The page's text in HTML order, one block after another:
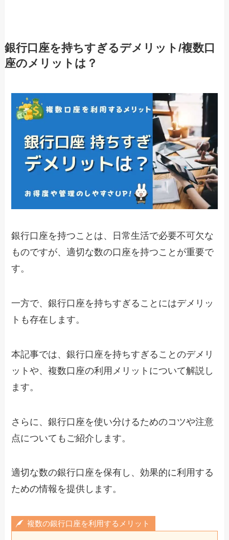
銀行口座を持ちすぎるデメリット/複数口
座のメリットは？
銀行口座を持つことは、日常生活で必要不可欠な
ものですが、適切な数の口座を持つことが重要で
す。
一方で、銀行口座を持ちすぎることにはデメリッ
トも存在します。
本記事では、銀行口座を持ちすぎることのデメリ
ットや、複数口座の利用メリットについて解説し
ます。
さらに、銀行口座を使い分けるためのコツや注意
点についてもご紹介します。
適切な数の銀行口座を保有し、効果的に利用する
ための情報を提供します。
複数の銀行口座を利用するメリット